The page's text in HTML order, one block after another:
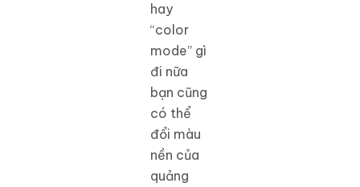
hay
“color
mode” gì
đi nữa
bạn cũng
có thể
đổi màu
nền của
quảng